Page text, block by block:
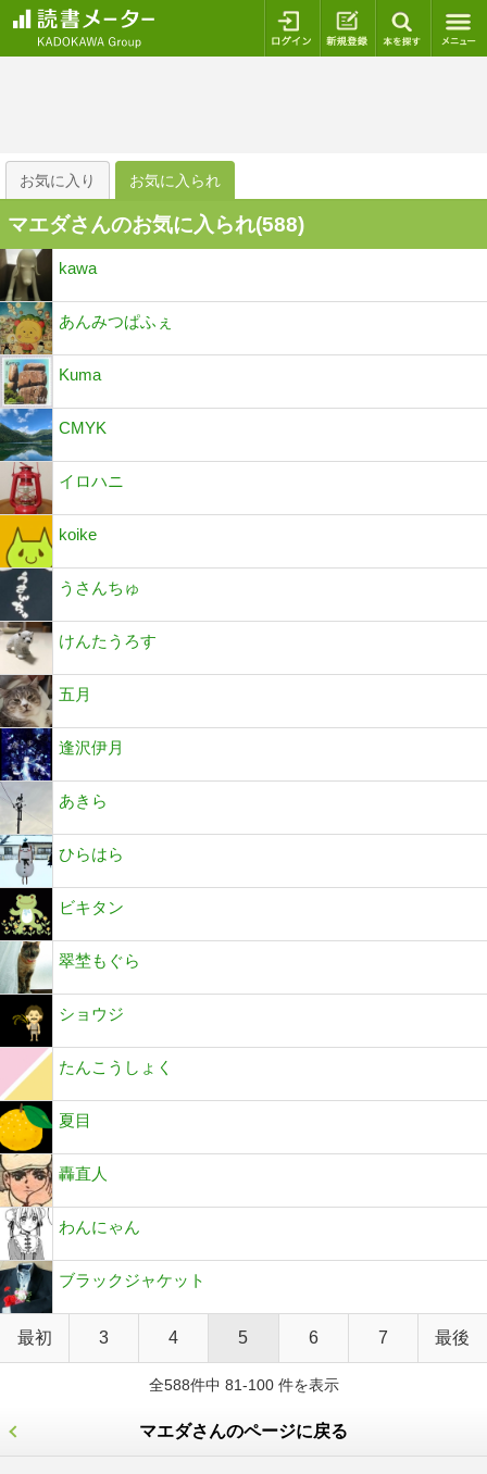
ログイン 新規登録
お気に入り お気に入られ
マエダさんのお気に入られ(588)
kawa
あんみつぱふぇ
Kuma
CMYK
イロハニ
koike
うさんちゅ
けんたうろす
五月
逢沢伊月
あきら
ひらはら
ビキタン
翠埜もぐら
ショウジ
たんこうしょく
夏目
轟直人
わんにゃん
ブラックジャケット
最初 3 4 5 6 7 最後
全588件中 81-100 件を表示
マエダさんのページに戻る